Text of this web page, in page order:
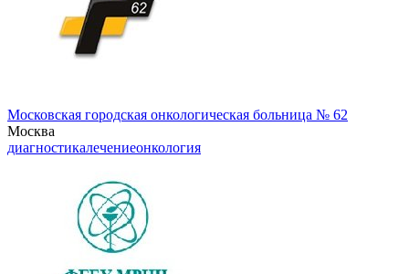
Московская городская онкологическая больница № 62
Москва
диагностикалечениеонкология